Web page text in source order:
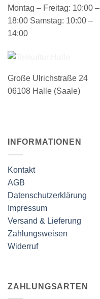
auf.
Optionen
gewählt
werden
Montag – Freitag: 10:00 –
18:00 Samstag: 10:00 –
14:00
Große Ulrichstraße 24
06108 Halle (Saale)
INFORMATIONEN
Kontakt
AGB
Datenschutzerklärung
Impressum
Versand & Lieferung
Zahlungsweisen
Widerruf
ZAHLUNGSARTEN